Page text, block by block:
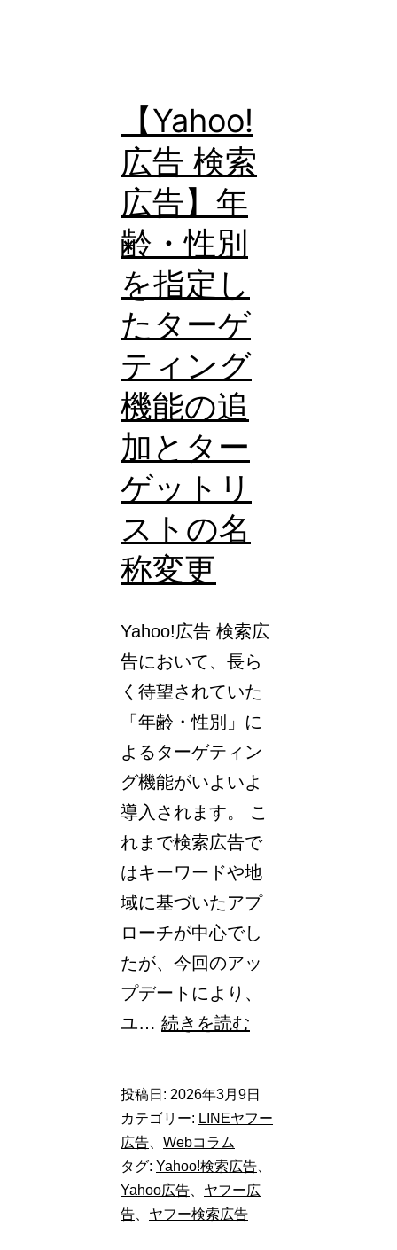
示
ア
セ
カ
ウ
ン
層
ミ
ス
を
運
用
を
ス
マ
ー
ト
に
【Yahoo!
広告 検索
広告】年
齢・性別
を指定し
たターゲ
ティング
機能の追
加とター
ゲットリ
ストの名
称変更
Yahoo!広告 検索広
告において、長ら
く待望されていた
「年齢・性別」に
よるターゲティン
グ機能がいよいよ
導入されます。 こ
れまで検索広告で
はキーワードや地
域に基づいたアプ
ローチが中心でし
たが、今回のアッ
プデートにより、
ユ… 続きを読む
検
広
告】
投稿日: 2026年3月9日
カテゴリー: LINEヤフー
広告
Webコラム
タグ: Yahoo!検索広告
Yahoo広告
ヤフー広
告
ヤフー検索広告